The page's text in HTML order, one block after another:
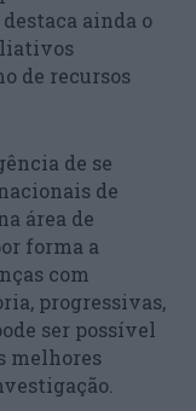
ainda o
de recursos
de se
de
área de
forma a
com
progressivas,
ser possível
melhores